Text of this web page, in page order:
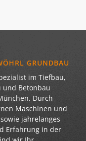
GRUNDBAU
im Tiefbau,
und Betonbau
Durch
Maschinen und
jahrelanges
Erfahrung in der